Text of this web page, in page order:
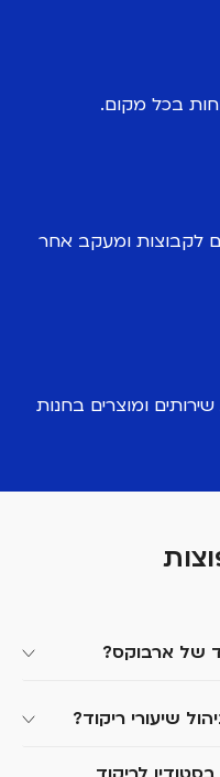
בכל מקום.
לקבוצות ומעקב אחר
ומוצרים בחנות
של ארבוקס?
ולריקוד לנהל
שיעורי ריקוד?
לוחות שיעורים,